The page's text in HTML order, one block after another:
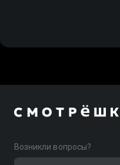
Возникли вопросы?